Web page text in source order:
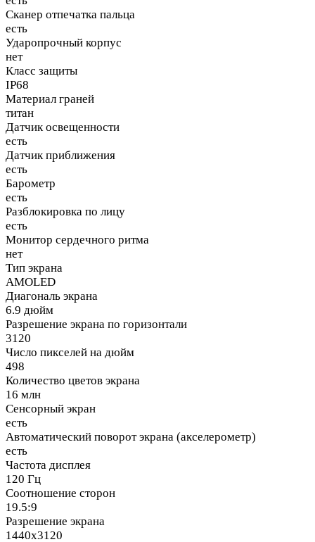
Сканер отпечатка пальца
есть
Ударопрочный корпус
нет
Класс защиты
IP68
Материал граней
титан
Датчик освещенности
есть
Датчик приближения
есть
Барометр
есть
Разблокировка по лицу
есть
Монитор сердечного ритма
нет
Тип экрана
AMOLED
Диагональ экрана
6.9 дюйм
Разрешение экрана по горизонтали
3120
Число пикселей на дюйм
498
Количество цветов экрана
16 млн
Сенсорный экран
есть
Автоматический поворот экрана (акселерометр)
есть
Частота дисплея
120 Гц
Соотношение сторон
19.5:9
Разрешение экрана
1440x3120